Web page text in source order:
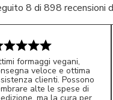
8 di 898 recensioni
formaggi vegani,
veloce e ottima
clienti. Possono
alte le spese di
ma la cura per